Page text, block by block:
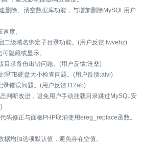
删除、清空数据库功能，与增加删除MySQL用户
度。
二级域名绑定子目录功能。(用户反馈:lwvehz)
隐藏或显示。
目录备份出错问题。(用户反馈:沧桑)
理TB硬盘大小检查问题。(用户反馈:aivi)
录错误问题。(用户反馈:l12ab)
判断改进，避免用户手动挂载目录跳过MySQL安
码修正与面板PHP取消使用ereg_replace函数。
增加选项默认值，避免存在空值。